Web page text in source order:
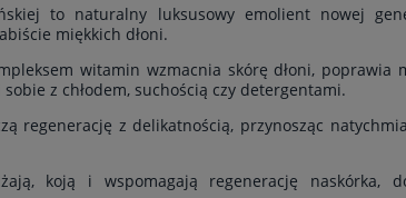
to naturalny luksusowy emolient nowej
miękkich dłoni.
witamin wzmacnia skórę dłoni,
z chłodem, suchością czy detergentami.
regenerację z delikatnością, przynosząc
koją i wspomagają regenerację naskórka,